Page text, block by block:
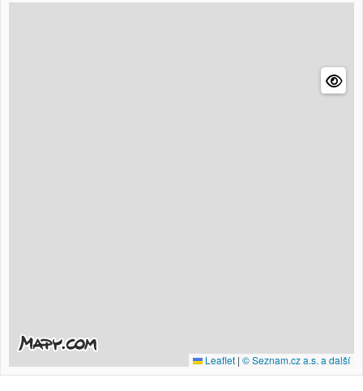
Leaflet | © Seznam.cz a.s. a další